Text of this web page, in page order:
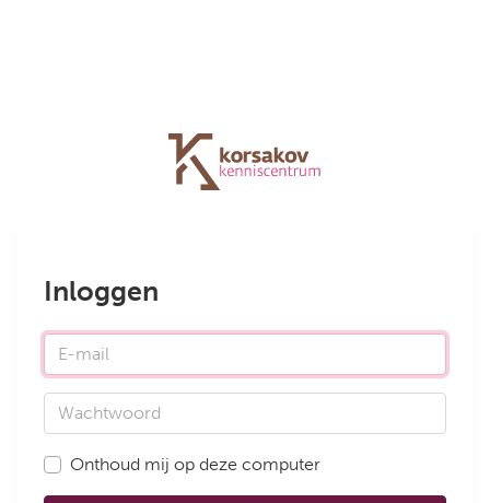
Inloggen
E-mail
Wachtwoord
Onthoud mij op deze computer